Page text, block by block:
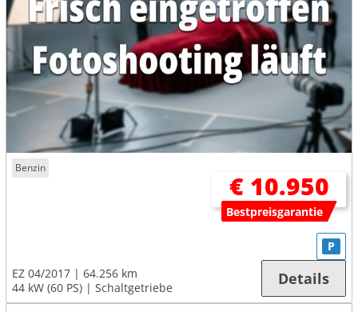
Benzin
€ 10.950
Bestpreisgarantie
EZ 04/2017
64.256 km
44 kW (60 PS)
Schaltgetriebe
P
Details